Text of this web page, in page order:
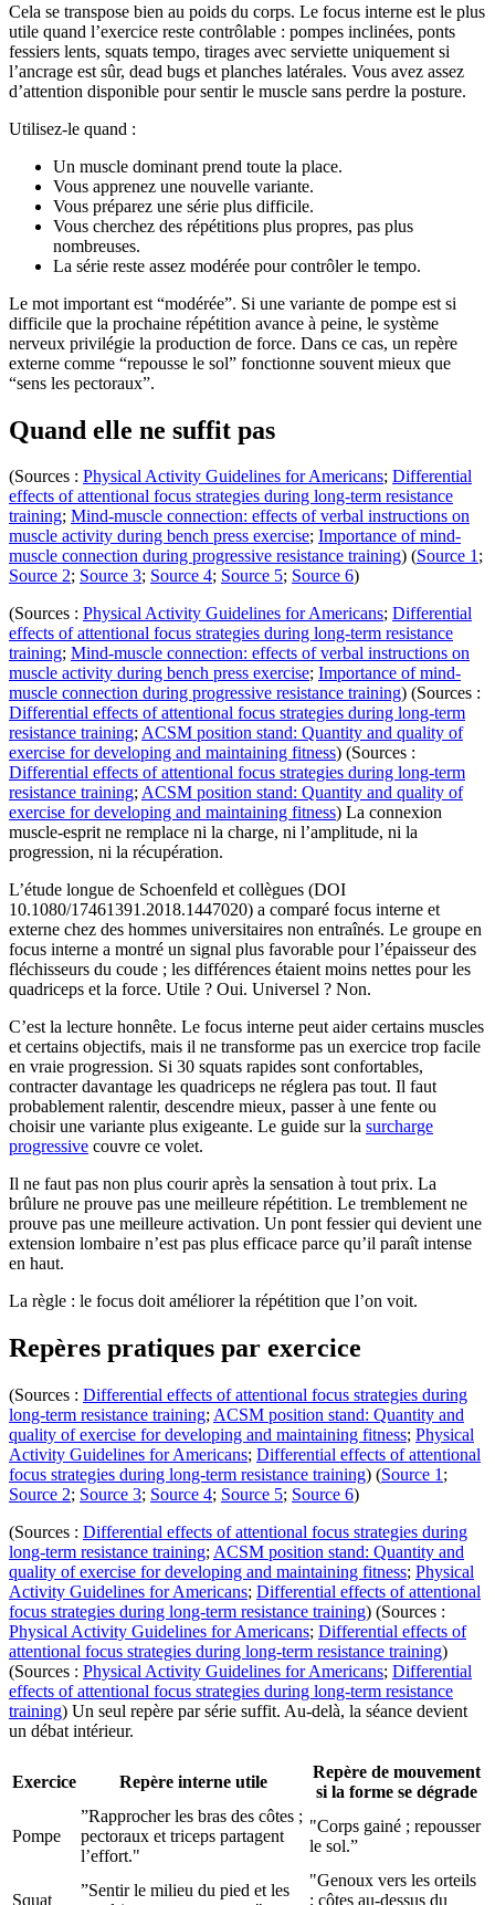
Cela se transpose bien au poids du corps. Le focus interne est le plus
utile quand l’exercice reste contrôlable : pompes inclinées, ponts
fessiers lents, squats tempo, tirages avec serviette uniquement si
l’ancrage est sûr, dead bugs et planches latérales. Vous avez assez
d’attention disponible pour sentir le muscle sans perdre la posture.
Utilisez-le quand :
Un muscle dominant prend toute la place.
Vous apprenez une nouvelle variante.
Vous préparez une série plus difficile.
Vous cherchez des répétitions plus propres, pas plus
nombreuses.
La série reste assez modérée pour contrôler le tempo.
Le mot important est “modérée”. Si une variante de pompe est si
difficile que la prochaine répétition avance à peine, le système
nerveux privilégie la production de force. Dans ce cas, un repère
externe comme “repousse le sol” fonctionne souvent mieux que
“sens les pectoraux”.
Quand elle ne suffit pas
(Sources : Physical Activity Guidelines for Americans; Differential
effects of attentional focus strategies during long-term resistance
training; Mind-muscle connection: effects of verbal instructions on
muscle activity during bench press exercise; Importance of mind-
muscle connection during progressive resistance training) (Source 1;
Source 2; Source 3; Source 4; Source 5; Source 6)
(Sources : Physical Activity Guidelines for Americans; Differential
effects of attentional focus strategies during long-term resistance
training; Mind-muscle connection: effects of verbal instructions on
muscle activity during bench press exercise; Importance of mind-
muscle connection during progressive resistance training) (Sources :
Differential effects of attentional focus strategies during long-term
resistance training;ACSM position stand: Quantity and quality of
exercise for developing and maintaining fitness) (Sources :
Differential effects of attentional focus strategies during long-term
resistance training;ACSM position stand: Quantity and quality of
exercise for developing and maintaining fitness) La connexion
muscle-esprit ne remplace ni la charge, ni l’amplitude, ni la
progression, ni la récupération.
L’étude longue de Schoenfeld et collègues (DOI
10.1080/17461391.2018.1447020) a comparé focus interne et
externe chez des hommes universitaires non entraînés. Le groupe en
focus interne a montré un signal plus favorable pour l’épaisseur des
fléchisseurs du coude ; les différences étaient moins nettes pour les
quadriceps et la force. Utile ? Oui. Universel ? Non.
C’est la lecture honnête. Le focus interne peut aider certains muscles
et certains objectifs, mais il ne transforme pas un exercice trop facile
en vraie progression. Si 30 squats rapides sont confortables,
contracter davantage les quadriceps ne réglera pas tout. Il faut
probablement ralentir, descendre mieux, passer à une fente ou
choisir une variante plus exigeante. Le guide sur la surcharge
progressive couvre ce volet.
Il ne faut pas non plus courir après la sensation à tout prix. La
brûlure ne prouve pas une meilleure répétition. Le tremblement ne
prouve pas une meilleure activation. Un pont fessier qui devient une
extension lombaire n’est pas plus efficace parce qu’il paraît intense
en haut.
La règle : le focus doit améliorer la répétition que l’on voit.
Repères pratiques par exercice
(Sources : Differential effects of attentional focus strategies during
long-term resistance training; ACSM position stand: Quantity and
quality of exercise for developing and maintaining fitness; Physical
Activity Guidelines for Americans; Differential effects of attentional
focus strategies during long-term resistance training) (Source 1 ;
Source 2; Source 3; Source 4; Source 5; Source 6)
(Sources : Differential effects of attentional focus strategies during
long-term resistance training; ACSM position stand: Quantity and
quality of exercise for developing and maintaining fitness; Physical
Activity Guidelines for Americans; Differential effects of attentional
focus strategies during long-term resistance training) (Sources :
Physical Activity Guidelines for Americans; Differential effects of
attentional focus strategies during long-term resistance training)
(Sources : Physical Activity Guidelines for Americans; Differential
effects of attentional focus strategies during long-term resistance
training) Un seul repère par série suffit. Au-delà, la séance devient
un débat intérieur.
Exercice Repère interne utile
Repère de mouvement
si la forme se dégrade
Pompe
”Rapprocher les bras des côtes ;
pectoraux et triceps partagent
l’effort."
"Corps gainé ; repousser
le sol.”
Squat
”Sentir le milieu du pied et les
"Genoux vers les orteils
; côtes au-dessus du